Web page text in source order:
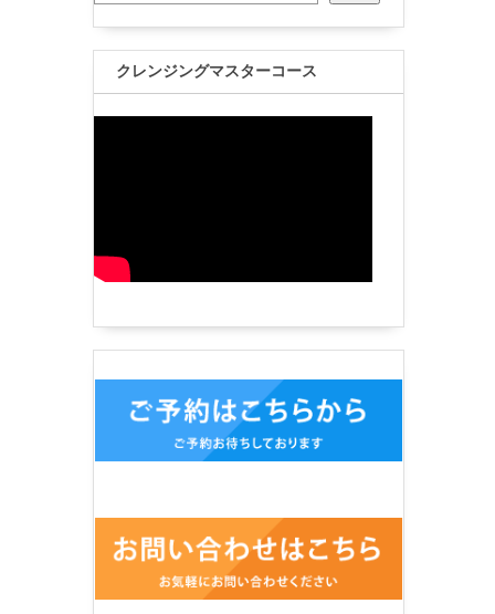
クレンジングマスターコース